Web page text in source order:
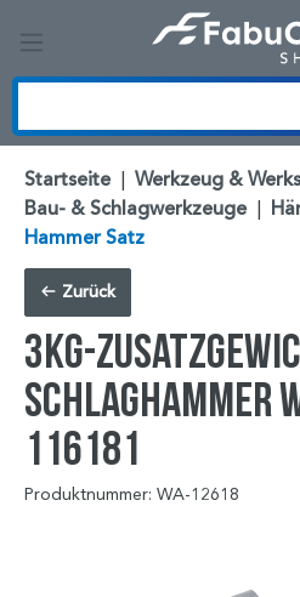
Startseite | Werkzeug &
Bau- & Schlagwerkzeuge |
Hammer Satz
Zurück
3kg-
Schlaghammer
116181
Produktnummer: WA-12618